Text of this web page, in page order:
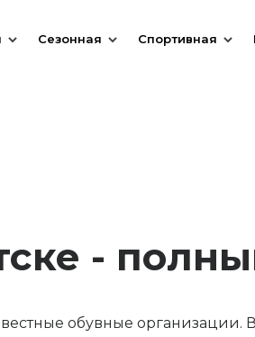
Сезонная Спортивная
-
обувные